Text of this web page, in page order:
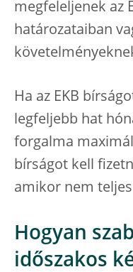
megfeleljenek az
határozataiban
Ha az EKB
legfeljebb hat
forgalma
bírságot kell
amikor nem
Hogyan
időszakos